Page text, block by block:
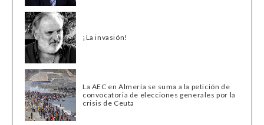
¡La invasión!
La AEC en Almería se suma a la petición de
convocatoria de elecciones generales por la
crisis de Ceuta